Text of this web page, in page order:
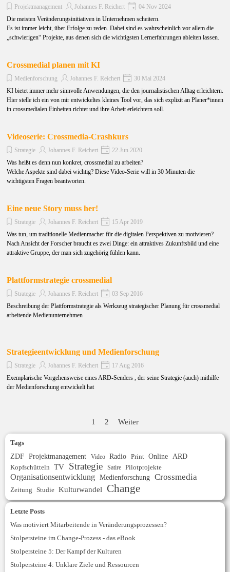
Projektmanagement Johannes F. Reichert
04 Nov 2024
Die meisten Veränderungsinitiativen in Unternehmen scheitern.
Es ist immer leicht, über Erfolge zu reden. Dabei sind es wahrscheinlich vor allem die
„schwierigen“ Projekte, aus denen sich die wichtigsten Lernerfahrungen ableiten lassen.
Crossmedial planen mit KI
Medienforschung Johannes F. Reichert
30 Mai 2024
KI bietet immer mehr sinnvolle Anwendungen, die den journalistischen Alltag erleichtern.
Hier stelle ich ein von mir entwickeltes kleines Tool vor, das sich explizit an Planer*innen
in crossmedialen Einheiten richtet und ihre Arbeit erleichtern soll.
Videoserie: Crossmedia-Crashkurs
Strategie Johannes F. Reichert
22 Jun 2020
Was heißt es denn nun konkret, crossmedial zu arbeiten?
Welche Aspekte sind dabei wichtig? Diese Video-Serie will in 30 Minuten die
wichtigsten Fragen beantworten.
Eine neue Story muss her!
Strategie Johannes F. Reichert
15 Apr 2019
Was tun, um traditionelle Medienmacher für die digitalen Perspektiven zu motivieren?
Nach Ansicht der Forscher braucht es zwei Dinge: ein attraktives Zukunftsbild und eine
attraktive Gruppe, der man sich zugehörig fühlen kann.
Plattformstrategie crossmedial
Strategie Johannes F. Reichert
03 Sep 2016
Beschreibung der Plattformstrategie als Werkzeug strategischer Planung für crossmedial
arbeitende Medienunternehmen
Strategieentwicklung und Medienforschung
Strategie Johannes F. Reichert
17 Aug 2016
Exemplarische Vorgehensweise eines ARD-Senders , der seine Strategie (auch) mithilfe
der Medienforschung entwickelt hat
1 2 Weiter
Tags
ZDF Projektmanagement Video Radio Print Online ARD
Kopfschütteln TV Strategie Satire Pilotprojekte
Organisationsentwicklung Medienforschung Crossmedia
Zeitung Studie Kulturwandel Change
Letzte Posts
Was motiviert Mitarbeitende in Veränderungsprozessen?
Stolpersteine im Change-Prozess - das eBook
Stolpersteine 5: Der Kampf der Kulturen
Stolpersteine 4: Unklare Ziele und Ressourcen